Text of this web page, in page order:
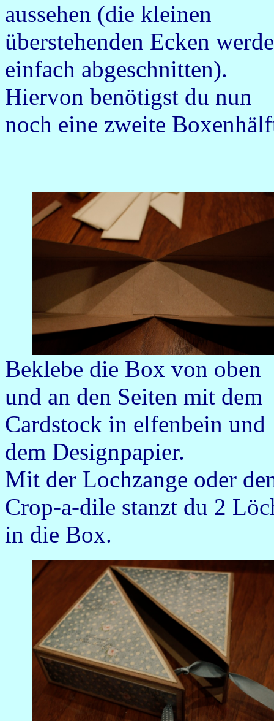
aussehen (die kleinen
überstehenden Ecken
einfach abgeschnitten).
Hiervon benötigst du nun
noch eine zweite
Beklebe die Box von oben
und an den Seiten mit dem
Cardstock in elfenbein und
dem Designpapier.
Mit der Lochzange oder
Crop-a-dile stanzt du 2
in die Box.